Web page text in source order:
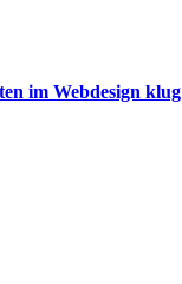
im Webdesign klug